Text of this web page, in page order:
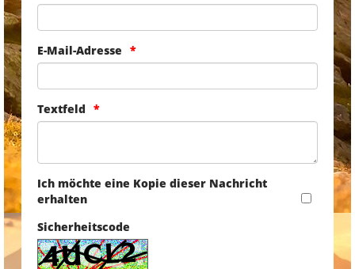
E-Mail-Adresse
Textfeld
Ich möchte eine Kopie dieser Nachricht
erhalten
Sicherheitscode